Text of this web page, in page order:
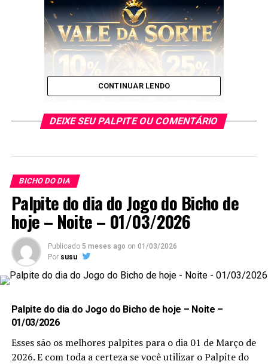
do Jogo do Bicho Dia 31/07/2023
Noite
Prepare caneta e papel e Anote cada
você faça o jogo perfeito, e aumente a sua
probabilidade de ganhar no
Julhode 2023.
CONTINUAR LENDO
DEIXE SEU PALPITE OU COMENTÁRIO
BICHO DO DIA
Palpite do dia do Jogo do Bicho de
hoje – Noite – 01/03/2026
Publicado 5 meses ago on 01/03/2026
Por susu
Palpite do dia do Jogo do Bicho de hoje – Noite –
01/03/2026
Esses são os melhores palpites para o dia 01 de Março de
2026. E com toda a certeza se você utilizar o Palpite do